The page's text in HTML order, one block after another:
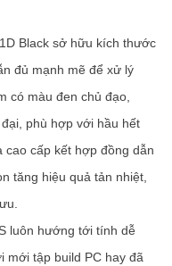
Black sở hữu kích thước
đủ mạnh mẽ để xử lý
có màu đen chủ đạo,
phù hợp với hầu hết
cao cấp kết hợp đồng dẫn
tăng hiệu quả tản nhiệt,
luôn hướng tới tính dễ
mới tập build PC hay đã